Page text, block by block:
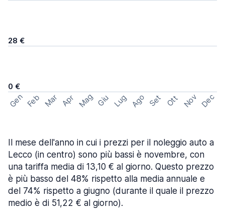
28 €
0 €
Gen Feb Mar Apr Mag Giu Lug Ago Set Ott Nov Dec
Il mese dell'anno in cui i prezzi per il noleggio auto a
Lecco (in centro) sono più bassi è novembre, con
una tariffa media di 13,10 € al giorno. Questo prezzo
è più basso del 48% rispetto alla media annuale e
del 74% rispetto a giugno (durante il quale il prezzo
medio è di 51,22 € al giorno).